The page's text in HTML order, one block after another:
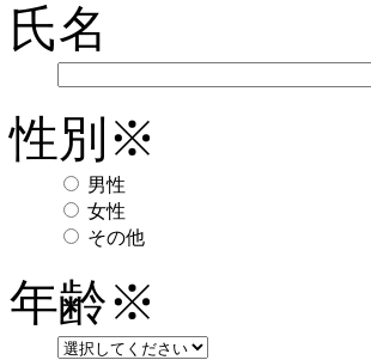
氏名
性別 ※
男性
女性
その他
年齢※